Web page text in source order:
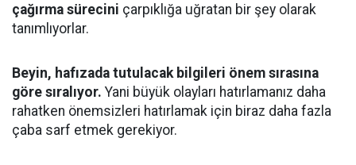
çağırma sürecini çarpıklığa uğratan bir şey olarak
tanımlıyorlar.
Beyin, hafızada tutulacak bilgileri önem sırasına
göre sıralıyor. Yani büyük olayları hatırlamanız daha
rahatken önemsizleri hatırlamak için biraz daha fazla
çaba sarf etmek gerekiyor.